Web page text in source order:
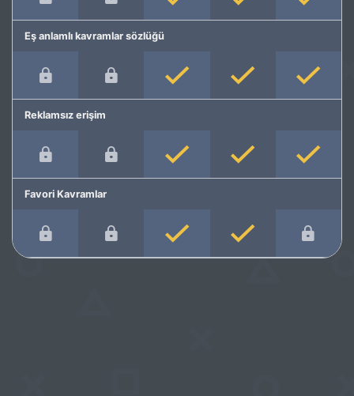
Eş anlamlı kavramlar sözlüğü
Reklamsız erişim
Favori Kavramlar